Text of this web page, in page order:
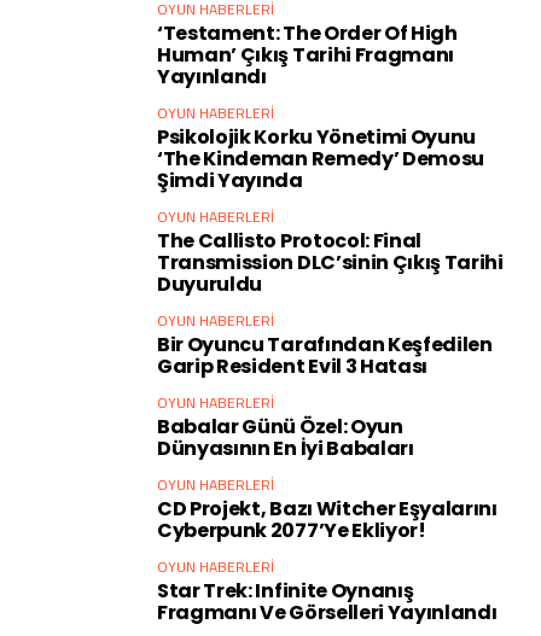
OYUN HABERLERI
‘Testament: The Order Of High
Human’ Çıkış Tarihi Fragmanı
Yayınlandı
OYUN HABERLERI
Psikolojik Korku Yönetimi Oyunu
‘The Kindeman Remedy’ Demosu
Şimdi Yayında
OYUN HABERLERI
The Callisto Protocol: Final
Transmission DLC’sinin Çıkış Tarihi
Duyuruldu
OYUN HABERLERI
Bir Oyuncu Tarafından Keşfedilen
Garip Resident Evil 3 Hatası
OYUN HABERLERI
Babalar Günü Özel: Oyun
Dünyasının En İyi Babaları
OYUN HABERLERI
CD Projekt, Bazı Witcher Eşyalarını
Cyberpunk 2077’ye Ekliyor!
OYUN HABERLERI
Star Trek: Infinite Oynanış
Fragmanı Ve Görselleri Yayınlandı